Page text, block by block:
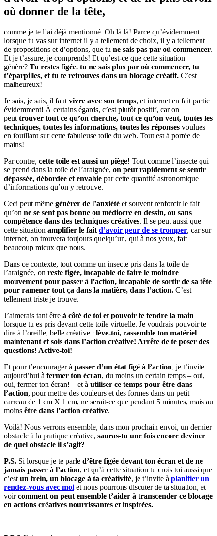
où donner de la tête,
comme je te l’ai déjà mentionné. Oh là là! Parce qu’évidemment
lorsque tu vas sur internet il y a tellement de choix, il y a tellement
de propositions et d’options, que tu ne sais pas par où commencer.
Et je t’assure, je comprends! Et qu’est-ce que cette situation
génère? Tu restes figée, tu ne sais plus par où commencer, tu
t’éparpilles, et tu te retrouves dans un blocage créatif. C’est
malheureux!
Je sais, je sais, il faut vivre avec son temps, et internet en fait partie
évidemment! À certains égards, c’est plutôt positif, car on
peut trouver tout ce qu’on cherche, tout ce qu’on veut, toutes les
techniques, toutes les informations, toutes les réponses voulues
en fouillant sur cette fabuleuse toile du web. Tout est à portée de
mains!
Par contre, cette toile est aussi un piège! Tout comme l’insecte qui
se prend dans la toile de l’araignée, on peut rapidement se sentir
dépassée, débordée et envahie par cette quantité astronomique
d’informations qu’on y retrouve.
Ceci peut même générer de l’anxiété et souvent renforcir le fait
qu’on ne se sent pas bonne ou médiocre en dessin, ou sans
compétence dans des techniques créatives. Il se peut aussi que
cette situation amplifier le fait d’avoir peur de se tromper, car sur
internet, on trouvera toujours quelqu’un, qui à nos yeux, fait
beaucoup mieux que nous.
Dans ce contexte, tout comme un insecte pris dans la toile de
l’araignée, on reste figée, incapable de faire le moindre
mouvement pour passer à l’action, incapable de sortir de sa tête
pour ramener tout ça dans la matière, dans l’action. C’est
tellement triste je trouve.
J’aimerais tant être à côté de toi et pouvoir te tendre la main
lorsque tu es pris devant cette toile virtuelle. Je voudrais pouvoir te
dire à l’oreille, belle créative : lève-toi, rassemble ton matériel
maintenant et sois dans l’action créative! Arrête de te poser des
questions! Active-toi!
Et pour t’encourager à passer d’un état figé à l’action, je t’invite
aujourd’hui à fermer ton écran, du moins un certain temps – oui,
oui, fermer ton écran! – et à utiliser ce temps pour être dans
l’action, pour mettre des couleurs et des formes dans un petit
carreau de 1 cm X 1 cm, ne serait-ce que pendant 5 minutes, mais au
moins être dans l’action créative.
Voilà! Nous verrons ensemble, dans mon prochain envoi, un dernier
obstacle à la pratique créative, sauras-tu une fois encore deviner
de quel obstacle il s’agit?
P.S. Si lorsque je te parle d’être figée devant ton écran et de ne
jamais passer à l’action, et qu’à cette situation tu crois toi aussi que
c’est un frein, un blocage à ta créativité, je t’invite à planifier un
rendez-vous avec moi et nous pourrons discuter de ta situation, et
voircomment on peut ensemble t’aider à transcender ce blocage
en actions créatives nourrissantes et inspirées.